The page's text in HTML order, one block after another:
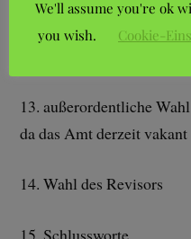
13. außerordentliche
da das Amt derzeit
14. Wahl des Revisors
15. Schlussworte
We'll assume you're ok
you wish.
Cookie-